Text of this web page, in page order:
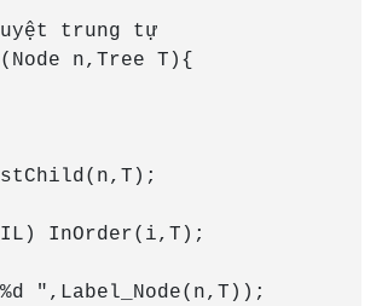
trung tự
n,Tree T){
InOrder(i,T);
",Label_Node(n,T));